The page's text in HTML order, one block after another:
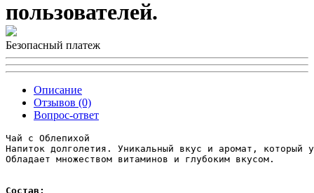
пользователей.
Безопасный платеж
Описание
Отзывов (0)
Вопрос-ответ
Чай с Облепихой
Напиток долголетия. Уникальный вкус и аромат, который
Обладает множеством витаминов и глубоким вкусом.
Состав: